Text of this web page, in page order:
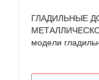
ГЛАДИЛЬНЫЕ
модели